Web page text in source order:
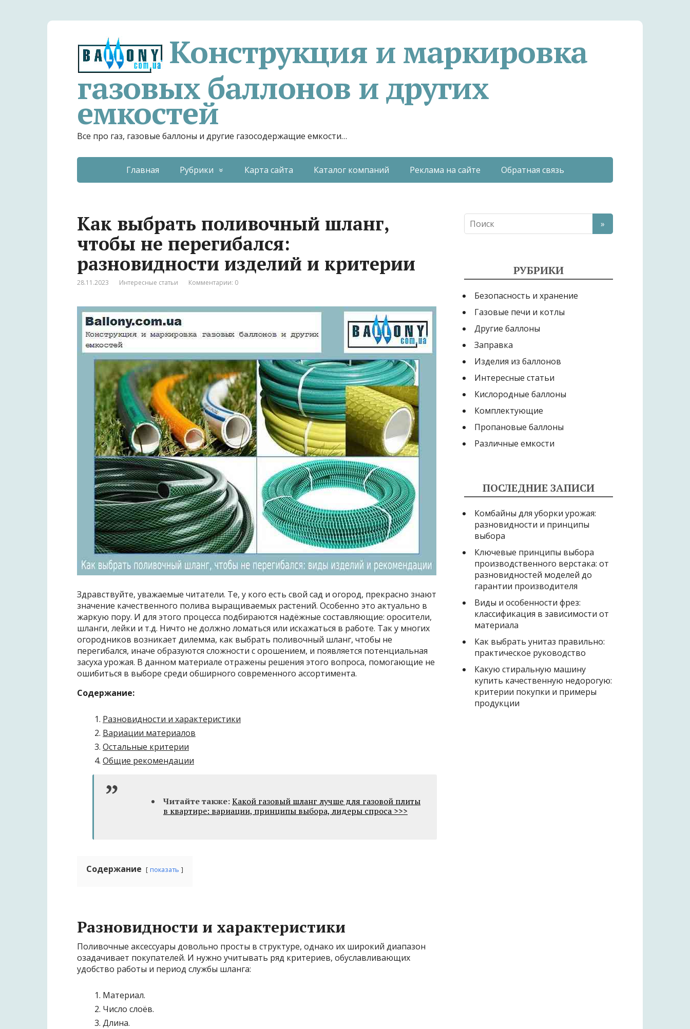
Конструкция и маркировка
газовых баллонов и других
емкостей
Все про газ, газовые баллоны и другие газосодержащие емкости…
Главная Рубрики Карта сайта Каталог компаний Реклама на сайте Обратная связь
Как выбрать поливочный шланг,
чтобы не перегибался:
разновидности изделий и критерии
28.11.2023 Интересные статьи Комментарии: 0
Здравствуйте, уважаемые читатели. Те, у кого есть свой сад и огород, прекрасно знают
значение качественного полива выращиваемых растений. Особенно это актуально в
жаркую пору. И для этого процесса подбираются надёжные составляющие: оросители,
шланги, лейки и т.д. Ничто не должно ломаться или искажаться в работе. Так у многих
огородников возникает дилемма, как выбрать поливочный шланг, чтобы не
перегибался, иначе образуются сложности с орошением, и появляется потенциальная
засуха урожая. В данном материале отражены решения этого вопроса, помогающие не
ошибиться в выборе среди обширного современного ассортимента.
Содержание:
Разновидности и характеристики
Вариации материалов
Остальные критерии
Общие рекомендации
Читайте также:Какой газовый шланг лучше для газовой плиты
в квартире: вариации, принципы выбора, лидеры спроса >>>
Содержание показать
Разновидности и характеристики
Поливочные аксессуары довольно просты в структуре, однако их широкий диапазон
озадачивает покупателей. И нужно учитывать ряд критериев, обуславливающих
удобство работы и период службы шланга:
Материал.
Число слоёв.
Длина.
РУБРИКИ
Безопасность и хранение
Газовые печи и котлы
Другие баллоны
Заправка
Изделия из баллонов
Интересные статьи
Кислородные баллоны
Комплектующие
Пропановые баллоны
Различные емкости
ПОСЛЕДНИЕ ЗАПИСИ
Комбайны для уборки урожая:
разновидности и принципы
выбора
Ключевые принципы выбора
производственного верстака: от
разновидностей моделей до
гарантии производителя
Виды и особенности фрез:
классификация в зависимости от
материала
Как выбрать унитаз правильно:
практическое руководство
Какую стиральную машину
купить качественную недорогую:
критерии покупки и примеры
продукции